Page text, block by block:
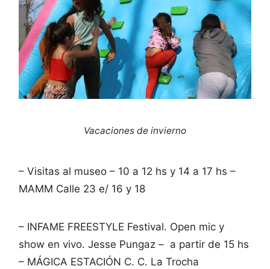
Vacaciones de invierno
– Visitas al museo – 10 a 12 hs y 14 a 17 hs –
MAMM Calle 23 e/ 16 y 18
– INFAME FREESTYLE Festival. Open mic y
show en vivo. Jesse Pungaz – a partir de 15 hs
– MÁGICA ESTACIÓN C. C. La Trocha